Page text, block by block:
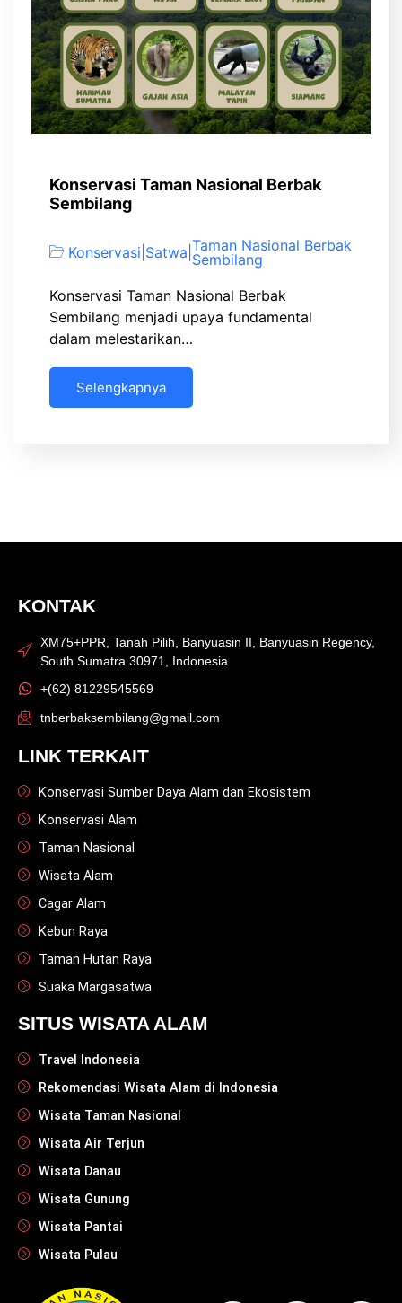
Konservasi Taman Nasional Berbak
Sembilang
Konservasi Satwa Taman Nasional Berbak
Sembilang
Konservasi Taman Nasional Berbak
Sembilang menjadi upaya fundamental
dalam melestarikan…
Selengkapnya
KONTAK
XM75+PPR, Tanah Pilih, Banyuasin II, Banyuasin Regency,
South Sumatra 30971, Indonesia
+(62) 81229545569
tnberbaksembilang@gmail.com
LINK TERKAIT
Konservasi Sumber Daya Alam dan Ekosistem
Konservasi Alam
Taman Nasional
Wisata Alam
Cagar Alam
Kebun Raya
Taman Hutan Raya
Suaka Margasatwa
SITUS WISATA ALAM
Travel Indonesia
Rekomendasi Wisata Alam di Indonesia
Wisata Taman Nasional
Wisata Air Terjun
Wisata Danau
Wisata Gunung
Wisata Pantai
Wisata Pulau